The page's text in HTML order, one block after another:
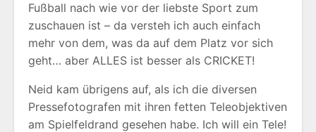
Fußball nach wie vor der liebste Sport zum
zuschauen ist – da versteh ich auch einfach
mehr von dem, was da auf dem Platz vor sich
geht… aber ALLES ist besser als CRICKET!
Neid kam übrigens auf, als ich die diversen
Pressefotografen mit ihren fetten Teleobjektiven
am Spielfeldrand gesehen habe. Ich will ein Tele!